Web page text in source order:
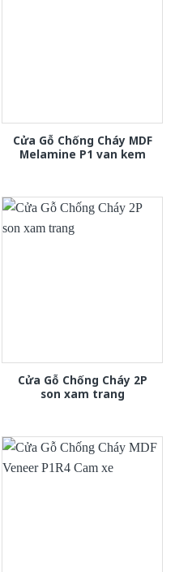
Cửa Gỗ Chống Cháy MDF
Melamine P1 van kem
Cửa Gỗ Chống Cháy 2P
son xam trang